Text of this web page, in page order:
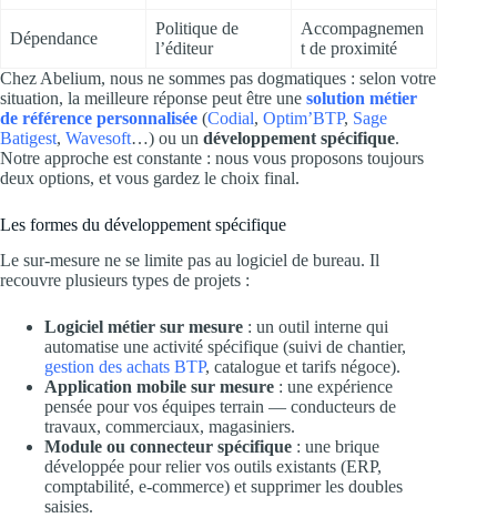
Dépendance
Politique de
l’éditeur
Accompagnemen
t de proximité
Chez Abelium, nous ne sommes pas dogmatiques : selon votre
situation, la meilleure réponse peut être une solution métier
de référence personnalisée (Codial, Optim’BTP, Sage
Batigest, Wavesoft…) ou un développement spécifique.
Notre approche est constante : nous vous proposons toujours
deux options, et vous gardez le choix final.
Les formes du développement spécifique
Le sur-mesure ne se limite pas au logiciel de bureau. Il
recouvre plusieurs types de projets :
Logiciel métier sur mesure : un outil interne qui
automatise une activité spécifique (suivi de chantier,
gestion des achats BTP, catalogue et tarifs négoce).
Application mobile sur mesure : une expérience
pensée pour vos équipes terrain — conducteurs de
travaux, commerciaux, magasiniers.
Module ou connecteur spécifique : une brique
développée pour relier vos outils existants (ERP,
comptabilité, e-commerce) et supprimer les doubles
saisies.